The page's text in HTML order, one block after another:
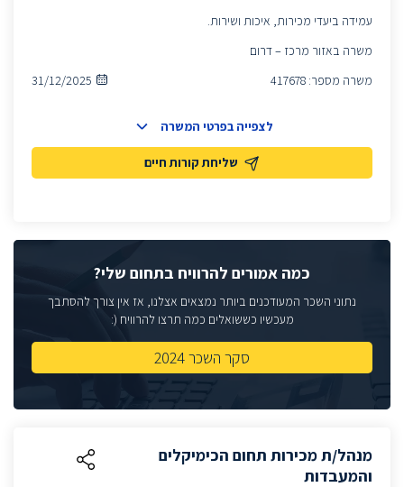
עמידה ביעדי מכירות, איכות ושירות.
משרה באזור מרכז – דרום
משרה מספר: 417678
31/12/2025
שליחת קורות חיים
לצפייה בפרטי המשרה
כמה אמורים להרוויח בתחום שלי?
נתוני השכר המעודכנים ביותר נמצאים אצלנו, אז אין צורך להסתבך
מעכשיו כששואלים כמה תרצו להרוויח (:
סקר השכר 2024
מנהל/ת מכירות תחום הכימיקלים
והמעבדות